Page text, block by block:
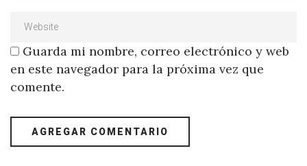
Guarda mi nombre, correo electrónico y web
en este navegador para la próxima vez que
comente.